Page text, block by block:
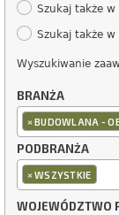
Szukaj także
Szukaj także
Wyszukiwanie
BRANŻA
×BUDOWLANA -
PODBRANŻA
×WSZYSTKIE
WOJEWÓDZTWO